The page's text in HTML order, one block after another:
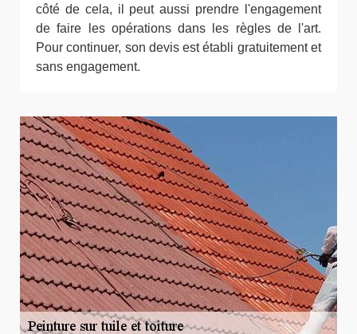
côté de cela, il peut aussi prendre l'engagement
de faire les opérations dans les règles de l'art.
Pour continuer, son devis est établi gratuitement et
sans engagement.